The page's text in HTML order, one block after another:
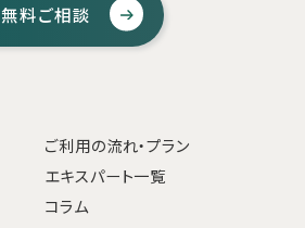
無料ご相談
ご利用の流れ・プラン
エキスパート一覧
コラム